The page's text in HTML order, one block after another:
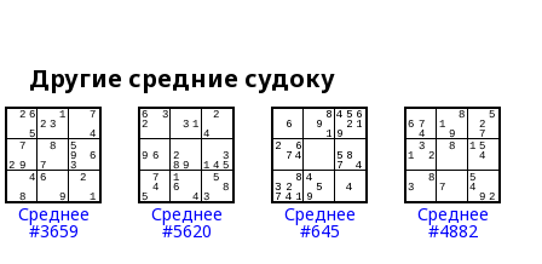
Другие средние судоку
Среднее
#3659
Среднее
#5620
Среднее
#645
Среднее
#4882